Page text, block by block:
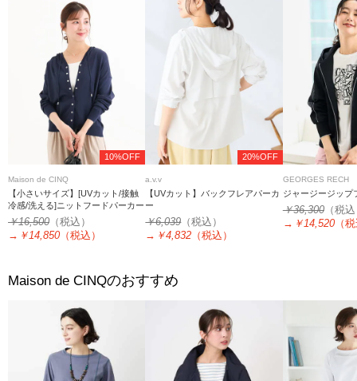
10%OFF
Maison de CINQ
【小さいサイズ】[UVカット/接触
冷感/洗える]ニットフードパーカー
￥16,500 （税込）
→ ￥14,850 （税込）
20%OFF
a.v.v
【UVカット】バックフレアパーカ
ー
￥6,039（税込）
→ ￥4,832 （税込）
GEORGES RECH
ジャージージップ
￥36,300（税
→ ￥14,520（
Maison de CINQのおすすめ